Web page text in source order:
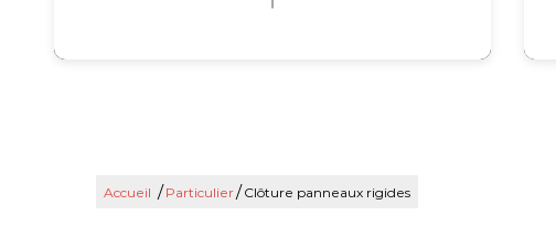
Accueil / Particulier/ Clôture panneaux rigides